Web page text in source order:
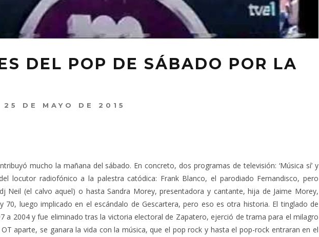
DEL POP DE SÁBADO POR LA
25 DE MAYO DE 2015
mucho la mañana del sábado. En concreto, dos programas de televisión: ‘Música sí’ y
locutor radiofónico a la palestra catódica: Frank Blanco, el parodiado Fernandisco, pero
Neil (el calvo aquel) o hasta Sandra Morey, presentadora y cantante, hija de Jaime Morey,
70, luego implicado en el escándalo de Gescartera, pero eso es otra historia. El tinglado de
a 2004 y fue eliminado tras la victoria electoral de Zapatero, ejerció de trama para el milagro
aparte, se ganara la vida con la música, que el pop rock y hasta el pop-rock entraran en el